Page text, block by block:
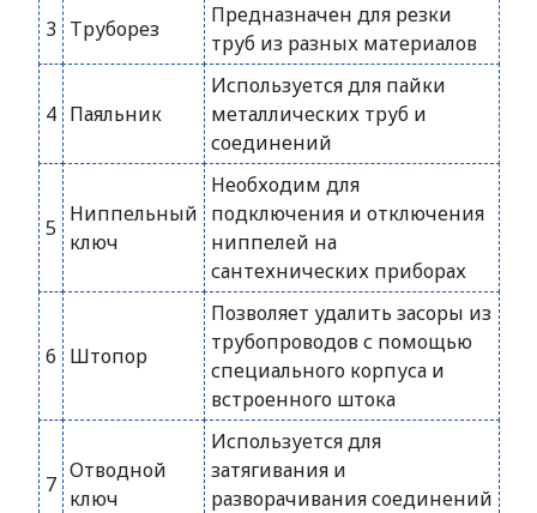
3 Труборез
Предназначен для резки
труб из разных материалов
4 Паяльник
Используется для пайки
металлических труб и
соединений
5
Ниппельный
ключ
Необходим для
подключения и отключения
ниппелей на
сантехнических приборах
6 Штопор
Позволяет удалить засоры из
трубопроводов с помощью
специального корпуса и
встроенного штока
7
Отводной
ключ
Используется для
затягивания и
разворачивания соединений